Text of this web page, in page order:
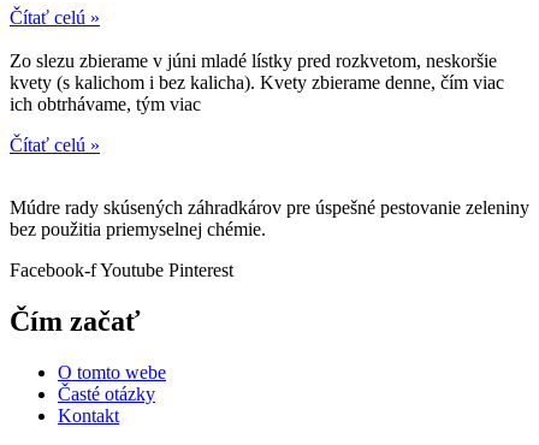
Čítať celú »
Zo slezu zbierame v júni mladé lístky pred rozkvetom, neskoršie
kvety (s kalichom i bez kalicha). Kvety zbierame denne, čím viac
ich obtrhávame, tým viac
Čítať celú »
Múdre rady skúsených záhradkárov pre úspešné pestovanie zeleniny
bez použitia priemyselnej chémie.
Facebook-fYoutube Pinterest
Čím začať
O tomto webe
Časté otázky
Kontakt